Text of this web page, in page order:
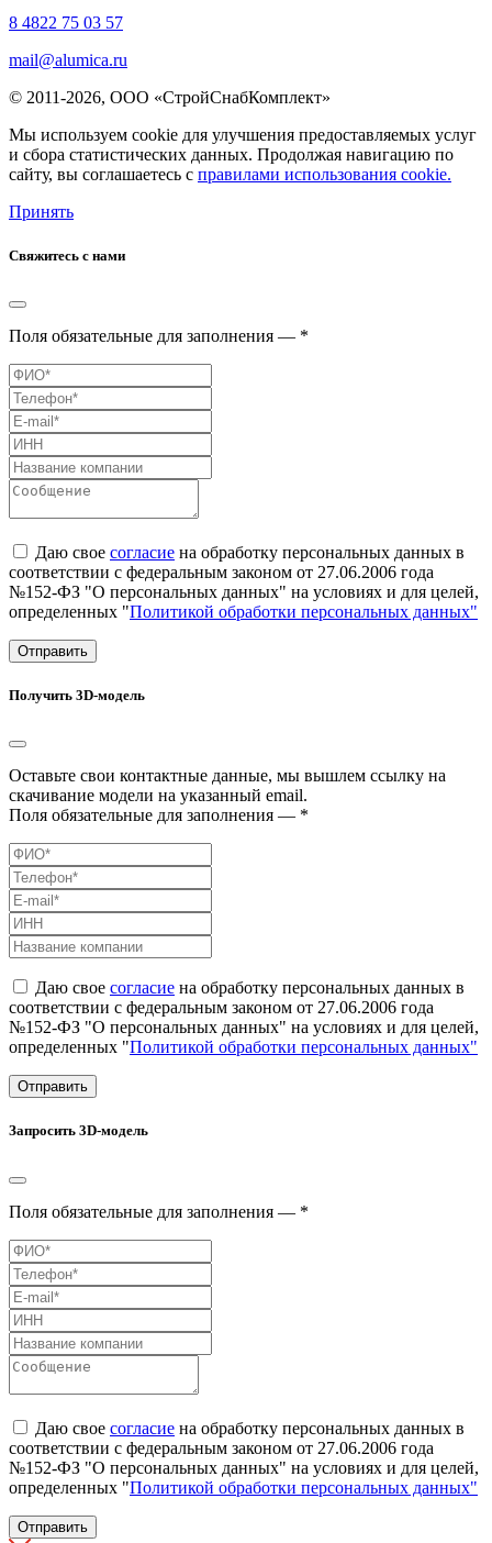
8 4822 75 03 57
mail@alumica.ru
© 2011-2026, ООО «СтройСнабКомплект»
Мы используем cookie для улучшения предоставляемых услуг
и сбора статистических данных. Продолжая навигацию по
сайту, вы соглашаетесь с правилами использования cookie.
Принять
Свяжитесь с нами
Поля обязательные для заполнения — *
Даю свое согласие на обработку персональных данных в
соответствии с федеральным законом от 27.06.2006 года
№152-ФЗ "О персональных данных" на условиях и для целей,
определенных "Политикой обработки персональных данных"
Отправить
Получить 3D-модель
Оставьте свои контактные данные, мы вышлем ссылку на
скачивание модели на указанный email.
Поля обязательные для заполнения — *
Даю свое согласие на обработку персональных данных в
соответствии с федеральным законом от 27.06.2006 года
№152-ФЗ "О персональных данных" на условиях и для целей,
определенных "Политикой обработки персональных данных"
Отправить
Запросить 3D-модель
Поля обязательные для заполнения — *
Даю свое согласие на обработку персональных данных в
соответствии с федеральным законом от 27.06.2006 года
№152-ФЗ "О персональных данных" на условиях и для целей,
определенных "Политикой обработки персональных данных"
Отправить